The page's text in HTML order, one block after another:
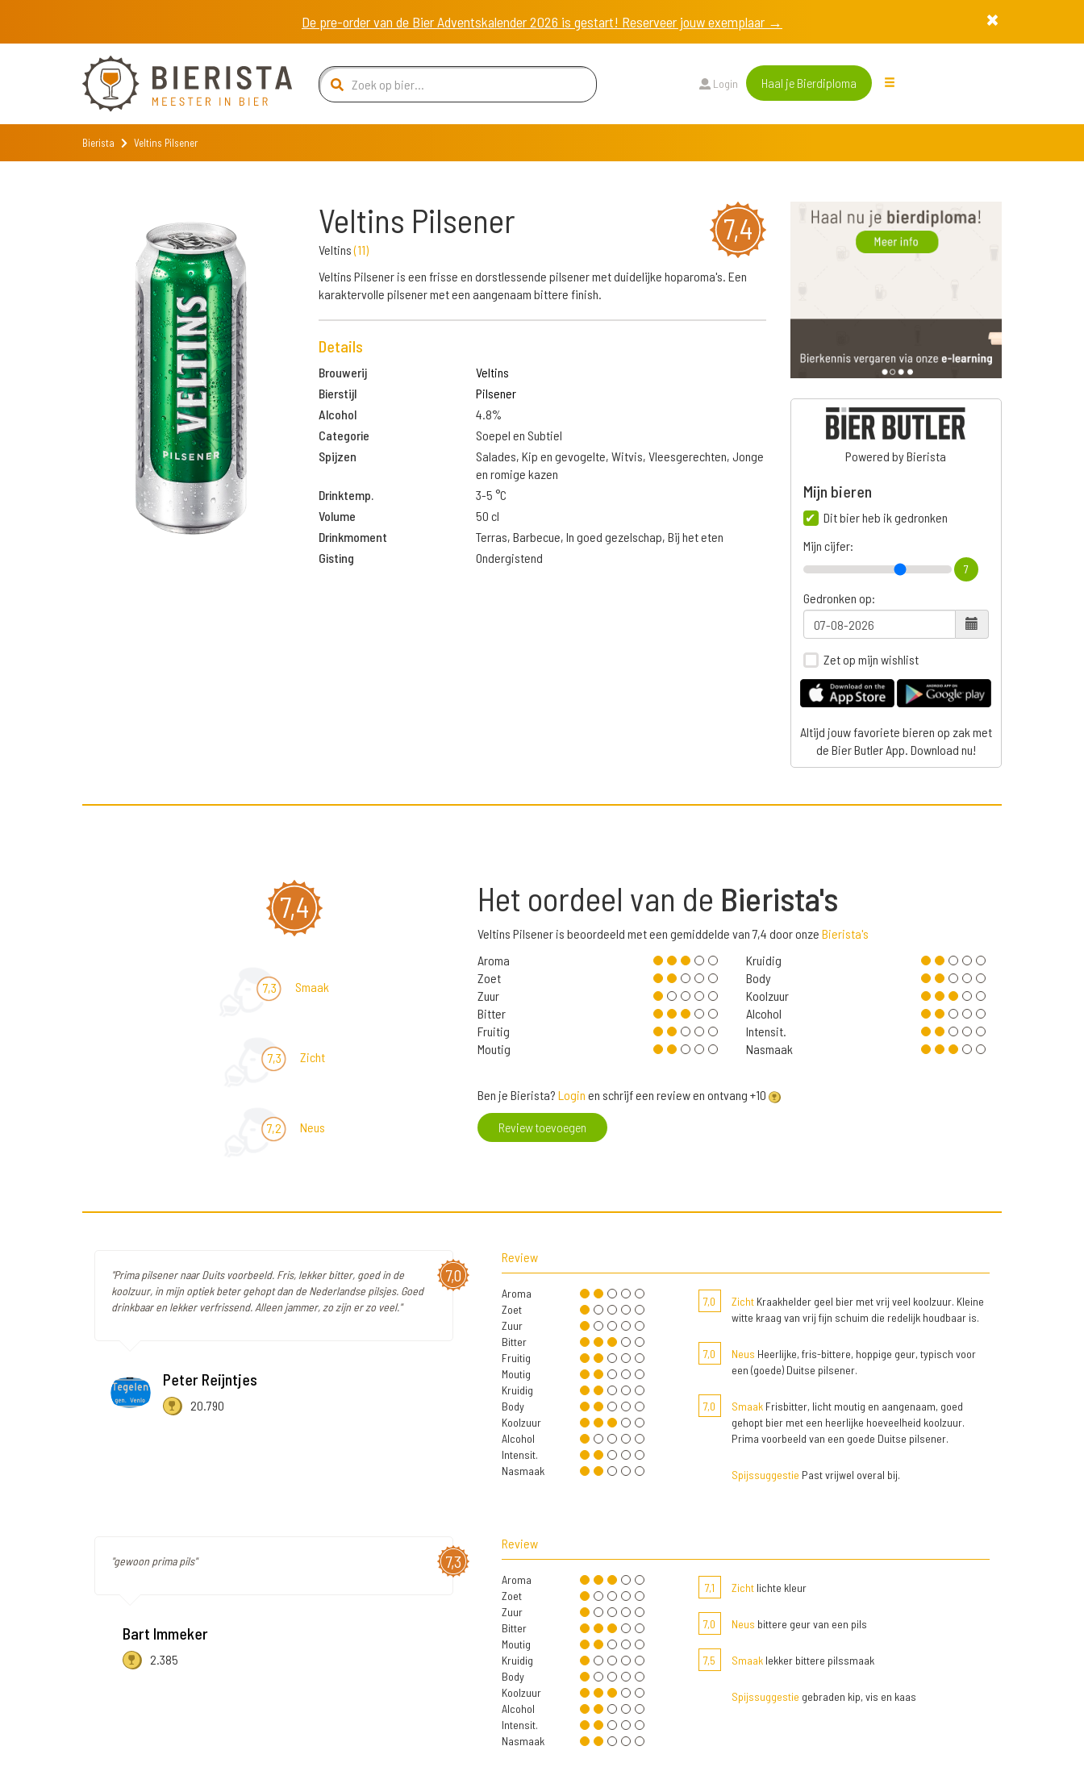
De pre-order van de Bier Adventskalender 2026 is gestart! Reserveer jouw exemplaar →
Login Haal je Bierdiploma
Bierista Veltins Pilsener
7,4
Veltins Pilsener
Veltins(11)
Veltins Pilsener is een frisse en dorstlessende pilsener met duidelijke hoparoma's. Een
karaktervolle pilsener met een aangenaam bittere finish.
Details
Brouwerij
Veltins
Bierstijl
Pilsener
Alcohol
4.8%
Categorie
Soepel en Subtiel
Spijzen
Salades, Kip en gevogelte, Witvis, Vleesgerechten, Jonge
en romige kazen
Drinktemp.
3-5 °C
Volume
50 cl
Drinkmoment
Terras, Barbecue, In goed gezelschap, Bij het eten
Gisting
Ondergistend
Powered by Bierista
Mijn bieren
Dit bier heb ik gedronken
Mijn cijfer:
7
Gedronken op:
Zet op mijn wishlist
Altijd jouw favoriete bieren op zak met
de Bier Butler App. Download nu!
7,4
7,3 Smaak
7,3 Zicht
7,2 Neus
Het oordeel van de Bierista's
Veltins Pilsener is beoordeeld met een gemiddelde van 7,4 door onze Bierista's
Aroma
Zoet
Zuur
Bitter
Fruitig
Moutig
Kruidig
Body
Koolzuur
Alcohol
Intensit.
Nasmaak
Ben je Bierista? Login en schrijf een review en ontvang +10
Review toevoegen
7,0
"Prima pilsener naar Duits voorbeeld. Fris, lekker bitter, goed in de
koolzuur, in mijn optiek beter gehopt dan de Nederlandse pilsjes. Goed
drinkbaar en lekker verfrissend. Alleen jammer, zo zijn er zo veel."
Peter Reijntjes
20.790
Review
Aroma
Zoet
Zuur
Bitter
Fruitig
Moutig
Kruidig
Body
Koolzuur
Alcohol
Intensit.
Nasmaak
7,0 ZichtKraakhelder geel bier met vrij veel koolzuur. Kleine
witte kraag van vrij fijn schuim die redelijk houdbaar is.
7,0 Neus Heerlijke, fris-bittere, hoppige geur, typisch voor
een (goede) Duitse pilsener.
7,0 SmaakFrisbitter, licht moutig en aangenaam, goed
gehopt bier met een heerlijke hoeveelheid koolzuur.
Prima voorbeeld van een goede Duitse pilsener.
Spijssuggestie Past vrijwel overal bij.
7,3
"gewoon prima pils"
Bart Immeker
2.385
Review
Aroma
Zoet
Zuur
Bitter
Moutig
Kruidig
Body
Koolzuur
Alcohol
Intensit.
Nasmaak
7,1 Zichtlichte kleur
7,0 Neus bittere geur van een pils
7,5 Smaaklekker bittere pilssmaak
Spijssuggestie gebraden kip, vis en kaas